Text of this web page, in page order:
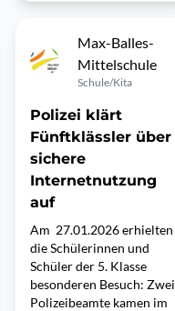
Max-Balles-
Mittelschule
Schule/Kita
Polizei klärt
Fünftklässler über
sichere
Internetnutzung
auf
Am 27.01.2026 erhielten
die Schülerinnen und
Schüler der 5. Klasse
besonderen Besuch: Zwei
Polizeibeamte kamen im